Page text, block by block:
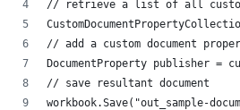
// retrieve a list of all
// add a custom document
DocumentProperty publisher =
// save resultant document
workbook.Save("out_sample-